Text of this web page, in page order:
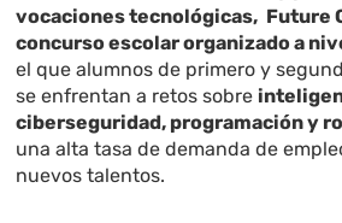
vocaciones tecnológicas, Future
concurso escolar organizado a
el que alumnos de primero y
se enfrentan a retos sobre
ciberseguridad, programación y
una alta tasa de demanda de
nuevos talentos.